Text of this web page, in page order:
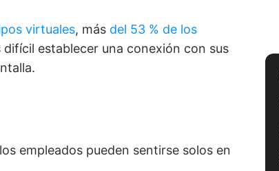
virtuales, más del 53 % de los
difícil establecer una conexión con sus
empleados pueden sentirse solos en